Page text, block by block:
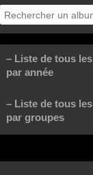
Rechercher
– Liste de tous
par année
– Liste de tous
par groupes